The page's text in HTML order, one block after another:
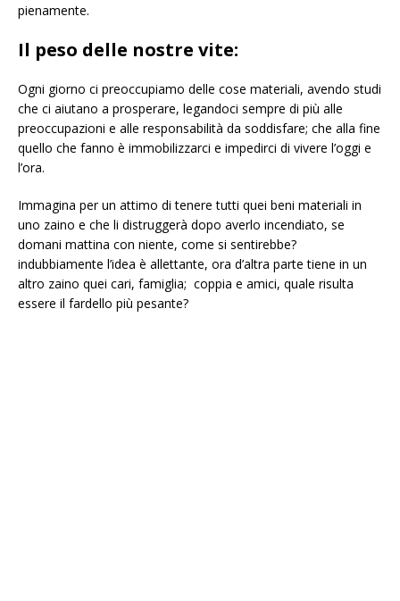
pienamente.
Il peso delle nostre vite:
Ogni giorno ci preoccupiamo delle cose materiali, avendo studi
che ci aiutano a prosperare, legandoci sempre di più alle
preoccupazioni e alle responsabilità da soddisfare; che alla fine
quello che fanno è immobilizzarci e impedirci di vivere l’oggi e
l’ora.
Immagina per un attimo di tenere tutti quei beni materiali in
uno zaino e che li distruggerà dopo averlo incendiato, se
domani mattina con niente, come si sentirebbe?
indubbiamente l’idea è allettante, ora d’altra parte tiene in un
altro zaino quei cari, famiglia; coppia e amici, quale risulta
essere il fardello più pesante?